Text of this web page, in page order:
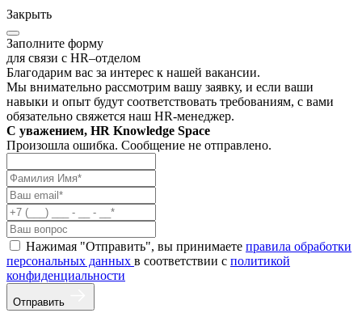
Закрыть
Заполните форму
для связи с HR–отделом
Благодарим вас за интерес к нашей вакансии.
Мы внимательно рассмотрим вашу заявку, и если ваши
навыки и опыт будут соответствовать требованиям, с вами
обязательно свяжется наш HR-менеджер.
С уважением, HR Knowledge Space
Произошла ошибка. Сообщение не отправлено.
Нажимая "Отправить", вы принимаете правила обработки
персональных данных в соответствии с политикой
конфиденциальности
Отправить